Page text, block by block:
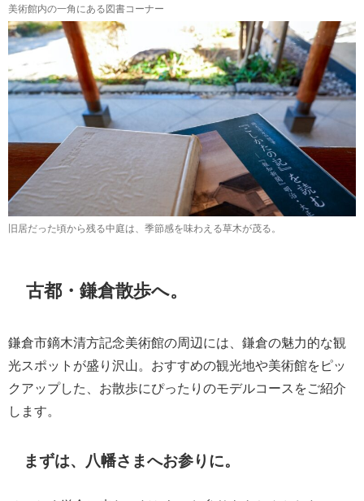
美術館内の一角にある図書コーナー
旧居だった頃から残る中庭は、季節感を味わえる草木が茂る。
古都・鎌倉散歩へ。
鎌倉市鏑木清方記念美術館の周辺には、鎌倉の魅力的な観
光スポットが盛り沢山。おすすめの観光地や美術館をピッ
クアップした、お散歩にぴったりのモデルコースをご紹介
します。
まずは、八幡さまへお参りに。